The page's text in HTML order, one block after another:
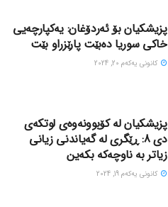
پزیشکیان بۆ ئەردۆغان: یەکپارچەیی
خاکی سوریا دەبێت پارێزراو بێت
كانونی یه‌كه‌م 20, 2024
پزیشکیان لە کۆبوونەوەی لوتکەی
دی 8: ڕێگری لە گەیاندنی زیانی
زیاتر بە ناوچەکە بکەین
كانونی یه‌كه‌م 19, 2024